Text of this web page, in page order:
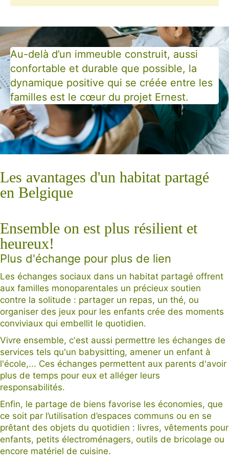
Au-delà d’un immeuble construit, aussi
confortable et durable que possible, la
dynamique positive qui se créée entre les
familles est le cœur du projet Ernest.
Les avantages d'un habitat partagé
en Belgique
Ensemble on est plus résilient et
heureux!
Plus d'échange pour plus de lien
Les échanges sociaux dans un habitat partagé offrent
aux familles monoparentales un précieux soutien
contre la solitude : partager un repas, un thé, ou
organiser des jeux pour les enfants crée des moments
conviviaux qui embellit le quotidien.
Vivre ensemble, c'est aussi permettre les échanges de
services tels qu'un babysitting, amener un enfant à
l'école,... Ces échanges permettent aux parents d'avoir
plus de temps pour eux et alléger leurs
responsabilités.
Enfin, le partage de biens favorise les économies, que
ce soit par l’utilisation d’espaces communs ou en se
prêtant des objets du quotidien : livres, vêtements pour
enfants, petits électroménagers, outils de bricolage ou
encore matériel de cuisine.